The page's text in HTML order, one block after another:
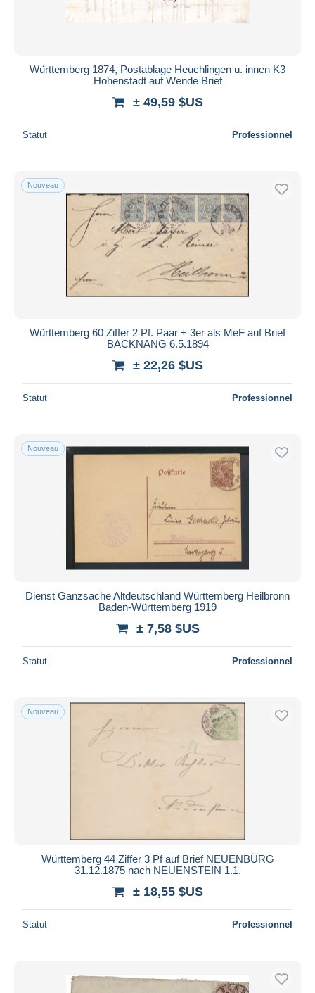
Württemberg 1874, Postablage Heuchlingen u. innen K3
Hohenstadt auf Wende Brief
± 49,59 $US
Statut Professionnel
Nouveau
Württemberg 60 Ziffer 2 Pf. Paar + 3er als MeF auf Brief
BACKNANG 6.5.1894
± 22,26 $US
Statut Professionnel
Nouveau
Dienst Ganzsache Altdeutschland Württemberg Heilbronn
Baden-Württemberg 1919
± 7,58 $US
Statut Professionnel
Nouveau
Württemberg 44 Ziffer 3 Pf auf Brief NEUENBÜRG
31.12.1875 nach NEUENSTEIN 1.1.
± 18,55 $US
Statut Professionnel